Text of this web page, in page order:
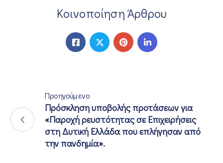
Κοινοποίηση Άρθρου
Προηγούμενο
Πρόσκληση υποβολής προτάσεων για
«Παροχή ρευστότητας σε Επιχειρήσεις
στη Δυτική Ελλάδα που επλήγησαν από
την πανδημία».